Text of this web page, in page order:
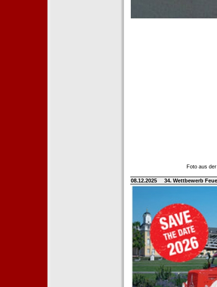
Foto aus
08.12.2025 34. Wettbewerb